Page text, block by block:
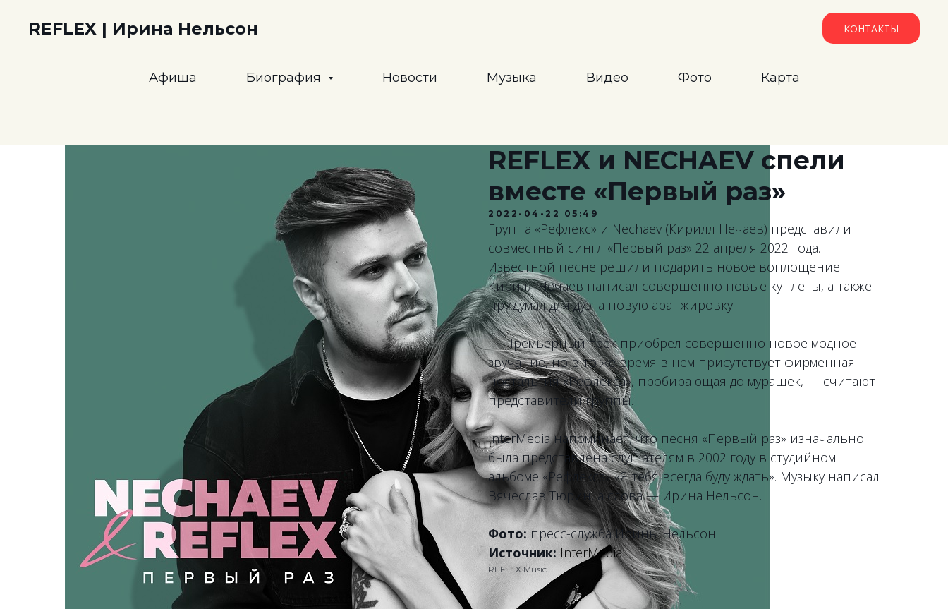
REFLEX | Ирина Нельсон КОНТАКТЫ
Афиша Биография Новости Музыка Видео Фото Карта
REFLEX и NECHAEV спели
вместе «Первый раз»
2022-04-22 05:49
Группа «Рефлекс» и Nechaev (Кирилл Нечаев) представили
совместный сингл «Первый раз» 22 апреля 2022 года.
Известной песне решили подарить новое воплощение.
Кирилл Нечаев написал совершенно новые куплеты, а также
придумал для дуэта новую аранжировку.
— Премьерный трек приобрёл совершенно новое модное
звучание, но в то же время в нём присутствует фирменная
ностальгия «Рефлекса», пробирающая до мурашек, — считают
представители группы.
InterMedia напоминает, что песня «Первый раз» изначально
была представлена слушателям в 2002 году в студийном
альбоме «Рефлекса» «Я тебя всегда буду ждать». Музыку написал
Вячеслав Тюрин, а слова — Ирина Нельсон.
Фото:пресс-служба Ирины Нельсон
Источник: InterMedia
REFLEX Music